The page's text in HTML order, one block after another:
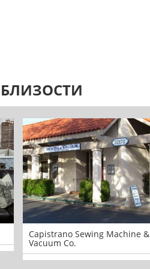
Capistrano Sewing Machine &
Vacuum Co.